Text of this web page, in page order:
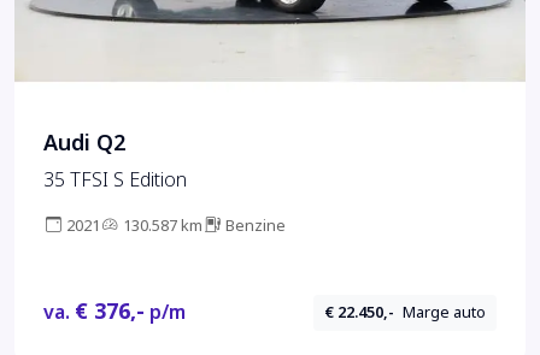
Audi Q2
35 TFSI S Edition
2021 130.587 km Benzine
va. € 376,- p/m € 22.450,- Marge auto